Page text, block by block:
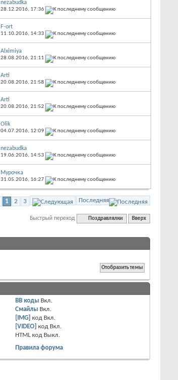
nezabudka
28.12.2016, 17:36
F-ort
11.10.2016, 14:33
Alximiya
28.08.2016, 21:11
Arti
20.08.2016, 21:58
Arti
20.08.2016, 21:52
Olik
04.07.2016, 12:09
nezabudka
19.06.2016, 14:53
Мурочка
31.05.2016, 16:27
1 2 3 Последняя
Быстрый переход Поздравлялки Вверх
BB коды Вкл.
Смайлы Вкл.
[IMG] код Вкл.
[VIDEO] код Вкл.
HTML код Выкл.
Правила форума